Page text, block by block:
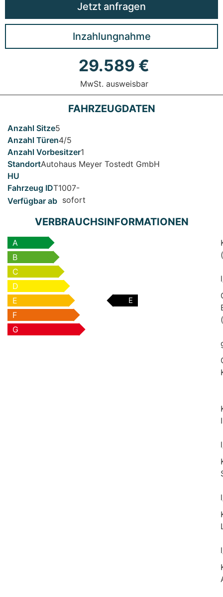
29.589 €
MwSt. ausweisbar
Jetzt anfragen
Inzahlungnahme
FAHRZEUGDATEN
5
4/5
1
Autohaus Meyer Tostedt GmbH
T1007-
sofort
VERBRAUCHSINFORMATIONEN
A
B
C
D
E
E
F
G